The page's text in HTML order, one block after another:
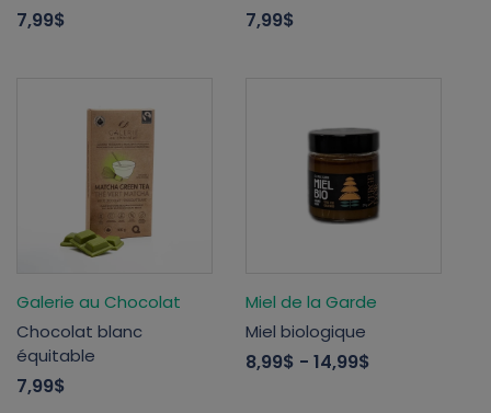
7,99$ 7,99$
Galerie au Chocolat
Chocolat blanc
équitable
7,99$
Miel de la Garde
Miel biologique
8,99$ - 14,99$